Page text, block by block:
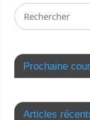
Prochaine
Articles